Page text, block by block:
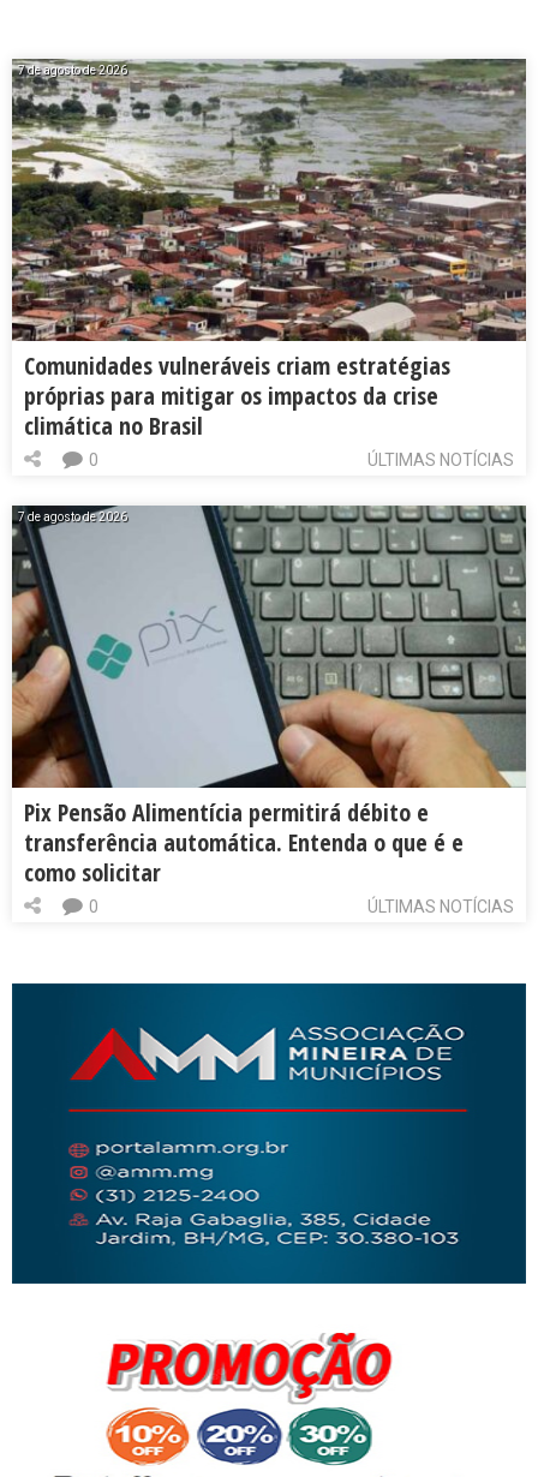
7 de agosto de 2026
Comunidades vulneráveis criam estratégias
próprias para mitigar os impactos da crise
climática no Brasil
ÚLTIMAS NOTÍCIAS
0
7 de agosto de 2026
Pix Pensão Alimentícia permitirá débito e
transferência automática. Entenda o que é e
como solicitar
ÚLTIMAS NOTÍCIAS
0